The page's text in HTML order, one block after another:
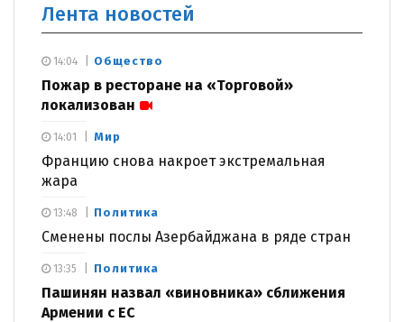
Лента новостей
Общество
Пожар в ресторане на «Торговой»
локализован
14:04
Мир
Францию снова накроет экстремальная
жара
14:01
Политика
Сменены послы Азербайджана в ряде стран
13:48
Политика
Пашинян назвал «виновника» сближения
Армении с ЕС
13:35